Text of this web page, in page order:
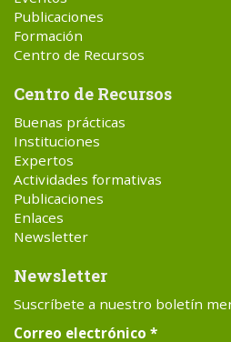
Publicaciones
Formación
Centro de Recursos
Centro de Recursos
Buenas prácticas
Instituciones
Expertos
Actividades formativas
Publicaciones
Enlaces
Newsletter
Newsletter
Suscríbete a nuestro boletín
Correo electrónico *